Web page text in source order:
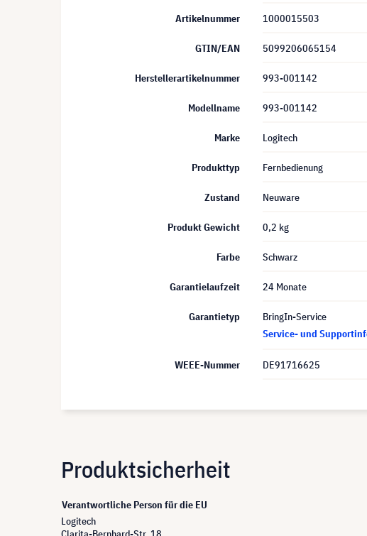
Artikelnummer 1000015503
GTIN/EAN 5099206065154
Herstellerartikelnummer 993-001142
Modellname 993-001142
Marke Logitech
Produkttyp Fernbedienung
Zustand Neuware
Produkt Gewicht 0,2 kg
Farbe Schwarz
Garantielaufzeit 24 Monate
Garantietyp
BringIn-Service
Service- und
WEEE-Nummer DE91716625
Produktsicherheit
Verantwortliche Person für die EU
Logitech